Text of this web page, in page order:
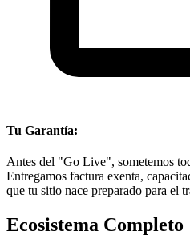
Tu Garantía:
Antes del "Go Live", sometemos
Entregamos factura exenta,
que tu sitio nace preparado para el
Ecosistema Completo